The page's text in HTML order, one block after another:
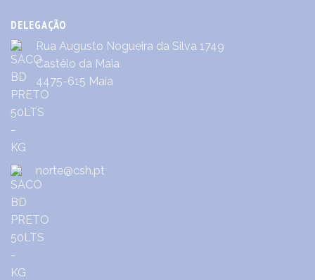
DELEGAÇÃO
Rua Augusto Nogueira da Silva 1749
Castêlo da Maia
4475-615 Maia
norte@csh.pt